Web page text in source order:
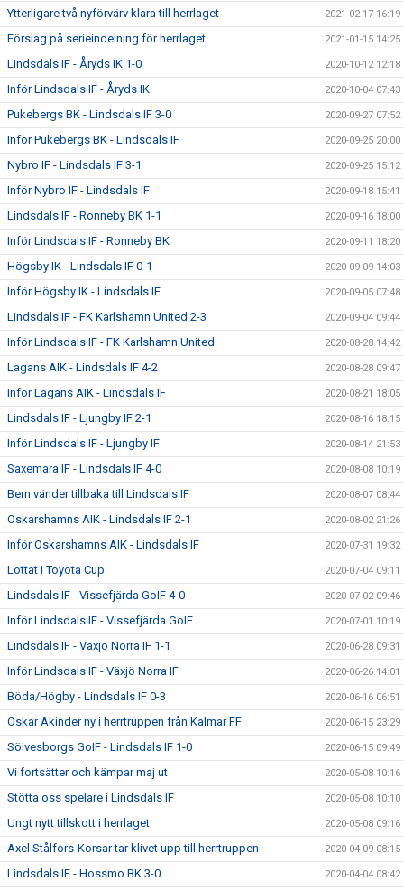
Ytterligare två nyförvärv klara till herrlaget 2021-02-17 16:19
Förslag på serieindelning för herrlaget 2021-01-15 14:25
Lindsdals IF - Åryds IK 1-0 2020-10-12 12:18
Inför Lindsdals IF - Åryds IK 2020-10-04 07:43
Pukebergs BK - Lindsdals IF 3-0 2020-09-27 07:52
Inför Pukebergs BK - Lindsdals IF 2020-09-25 20:00
Nybro IF - Lindsdals IF 3-1 2020-09-25 15:12
Inför Nybro IF - Lindsdals IF 2020-09-18 15:41
Lindsdals IF - Ronneby BK 1-1 2020-09-16 18:00
Inför Lindsdals IF - Ronneby BK 2020-09-11 18:20
Högsby IK - Lindsdals IF 0-1 2020-09-09 14:03
Inför Högsby IK - Lindsdals IF 2020-09-05 07:48
Lindsdals IF - FK Karlshamn United 2-3 2020-09-04 09:44
Inför Lindsdals IF - FK Karlshamn United 2020-08-28 14:42
Lagans AIK - Lindsdals IF 4-2 2020-08-28 09:47
Inför Lagans AIK - Lindsdals IF 2020-08-21 18:05
Lindsdals IF - Ljungby IF 2-1 2020-08-16 18:15
Inför Lindsdals IF - Ljungby IF 2020-08-14 21:53
Saxemara IF - Lindsdals IF 4-0 2020-08-08 10:19
Bern vänder tillbaka till Lindsdals IF 2020-08-07 08:44
Oskarshamns AIK - Lindsdals IF 2-1 2020-08-02 21:26
Inför Oskarshamns AIK - Lindsdals IF 2020-07-31 19:32
Lottat i Toyota Cup 2020-07-04 09:11
Lindsdals IF - Vissefjärda GoIF 4-0 2020-07-02 09:46
Inför Lindsdals IF - Vissefjärda GoIF 2020-07-01 10:19
Lindsdals IF - Växjö Norra IF 1-1 2020-06-28 09:31
Inför Lindsdals IF - Växjö Norra IF 2020-06-26 14:01
Böda/Högby - Lindsdals IF 0-3 2020-06-16 06:51
Oskar Akinder ny i herrtruppen från Kalmar FF 2020-06-15 23:29
Sölvesborgs GoIF - Lindsdals IF 1-0 2020-06-15 09:49
Vi fortsätter och kämpar maj ut 2020-05-08 10:16
Stötta oss spelare i Lindsdals IF 2020-05-08 10:10
Ungt nytt tillskott i herrlaget 2020-05-08 09:16
Axel Stålfors-Korsar tar klivet upp till herrtruppen 2020-04-09 08:15
Lindsdals IF - Hossmo BK 3-0 2020-04-04 08:42